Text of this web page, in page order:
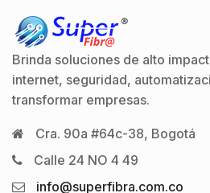
Brinda soluciones de alto
internet, seguridad,
transformar empresas.
Cra. 90a #64c-38, Bogotá
Calle 24 NO 4 49
info@superfibra.com.co